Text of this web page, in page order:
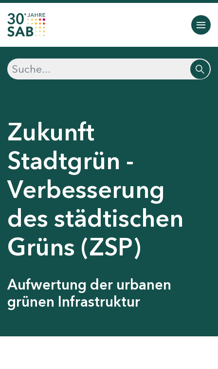
Zukunft
Stadtgrün -
Verbesserung
des städtischen
Grüns (ZSP)
Aufwertung der urbanen
grünen Infrastruktur